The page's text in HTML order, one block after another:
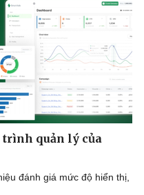
trình quản lý của
đánh giá mức độ hiển thị,